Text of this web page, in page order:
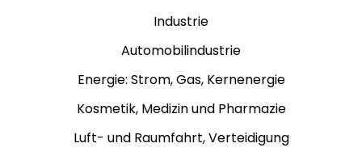
Industrie
Automobilindustrie
Energie: Strom, Gas, Kernenergie
Kosmetik, Medizin und Pharmazie
Luft- und Raumfahrt, Verteidigung